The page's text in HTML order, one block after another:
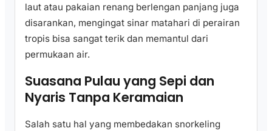
laut atau pakaian renang berlengan panjang juga
disarankan, mengingat sinar matahari di perairan
tropis bisa sangat terik dan memantul dari
permukaan air.
Suasana Pulau yang Sepi dan
Nyaris Tanpa Keramaian
Salah satu hal yang membedakan snorkeling